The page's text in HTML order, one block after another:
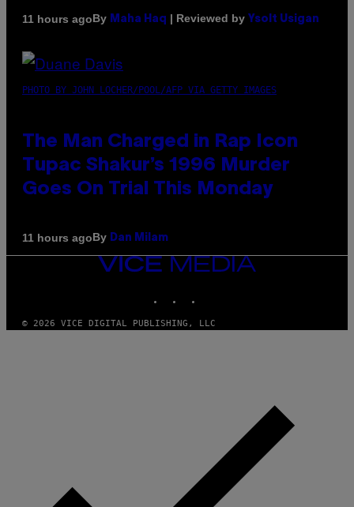
11 hours agoBy Maha Haq | Reviewed by Ysolt Usigan
PHOTO BY JOHN LOCHER/POOL/AFP VIA GETTY IMAGES
The Man Charged in Rap Icon
Tupac Shakur’s 1996 Murder
Goes On Trial This Monday
11 hours agoBy Dan Milam
VICE
© 2026 VICE DIGITAL PUBLISHING, LLC